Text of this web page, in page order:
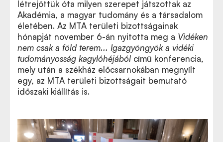
létrejöttük óta milyen szerepet játszottak az
Akadémia, a magyar tudomány és a társadalom
életében. Az MTA területi bizottságainak
hónapját november 6-án nyitotta meg a Vidéken
nem csak a föld terem... Igazgyöngyök a vidéki
tudományosság kagylóhéjából című konferencia,
mely után a székház előcsarnokában megnyílt
egy, az MTA területi bizottságait bemutató
időszaki kiállítás is.